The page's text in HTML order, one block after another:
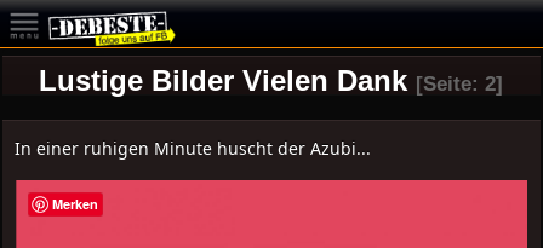
Lustige Bilder Vielen Dank [Seite: 2]
In einer ruhigen Minute huscht der Azubi...
Merken